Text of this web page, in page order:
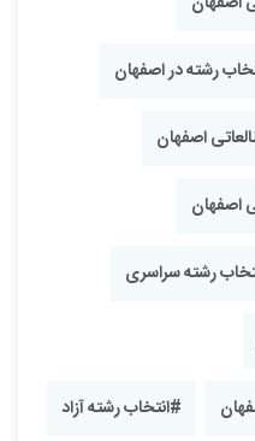
رشته در اصفهان
اصفهان
اصفهان
رشته سراسری
#انتخاب رشته آزاد